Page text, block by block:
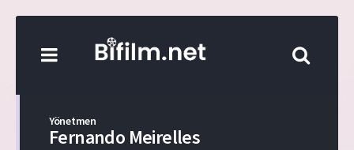
Yönetmen
Fernando Meirelles